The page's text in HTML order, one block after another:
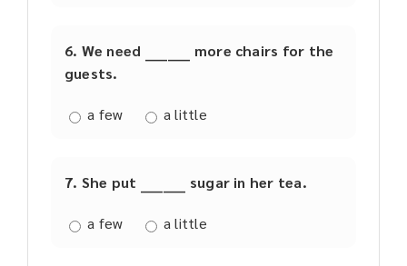
6. We need ________ more chairs for the
guests.
a few a little
7. She put ________ sugar in her tea.
a few a little